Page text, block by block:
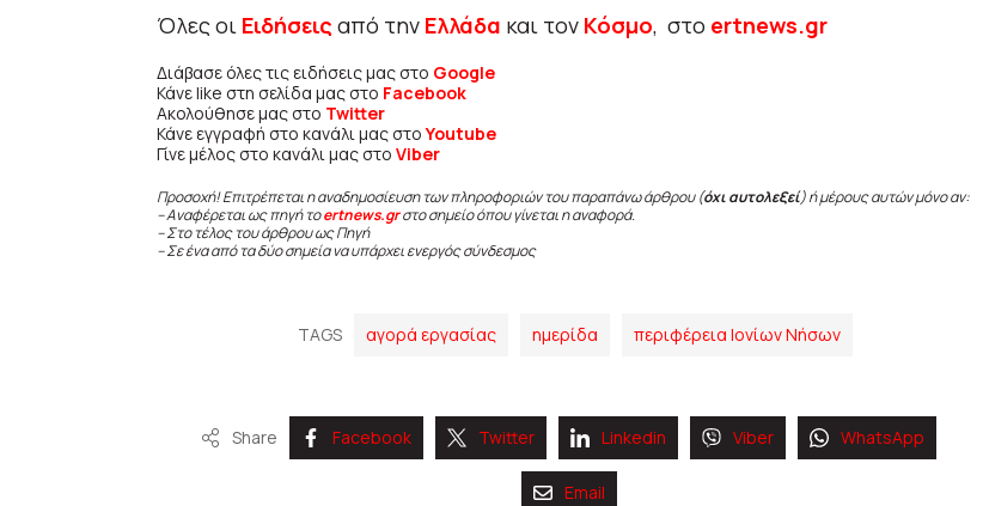
Όλες οι Ειδήσεις από την Ελλάδα και τον Κόσμο, στο ertnews.gr
Διάβασε όλες τις ειδήσεις μας στο Google
Κάνε like στη σελίδα μας στο Facebook
Ακολούθησε μας στο Twitter
Κάνε εγγραφή στο κανάλι μας στοYoutube
Γίνε μέλος στο κανάλι μας στο Viber
Προσοχή! Επιτρέπεται η αναδημοσίευση των πληροφοριών του παραπάνω άρθρου (όχι αυτολεξεί) ή μέρους αυτών μόνο αν:
– Αναφέρεται ως πηγή τοertnews.gr στο σημείο όπου γίνεται η αναφορά.
– Στο τέλος του άρθρου ως Πηγή
– Σε ένα από τα δύο σημεία να υπάρχει ενεργός σύνδεσμος
TAGS αγορά εργασίας ημερίδα περιφέρεια Ιονίων Νήσων
Share Facebook Twitter Linkedin Viber WhatsApp
Email